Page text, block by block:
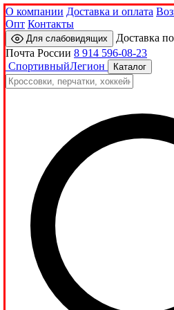
О компании Доставка и оплата
Опт Контакты
Для слабовидящих
Доставка
Почта России 8 914 596-08-23
СпортивныйЛегион Каталог